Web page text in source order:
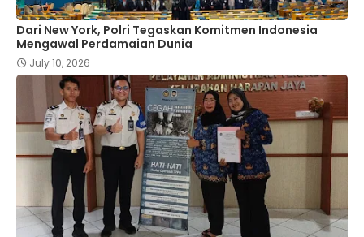
Dari New York, Polri Tegaskan Komitmen Indonesia
Mengawal Perdamaian Dunia
July 10, 2026